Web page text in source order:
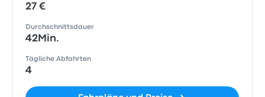
27 €
Durchschnittsdauer
42Min.
Tägliche Abfahrten
4